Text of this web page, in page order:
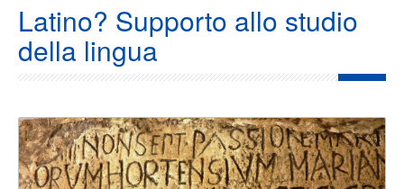
Latino? Supporto allo studio
della lingua